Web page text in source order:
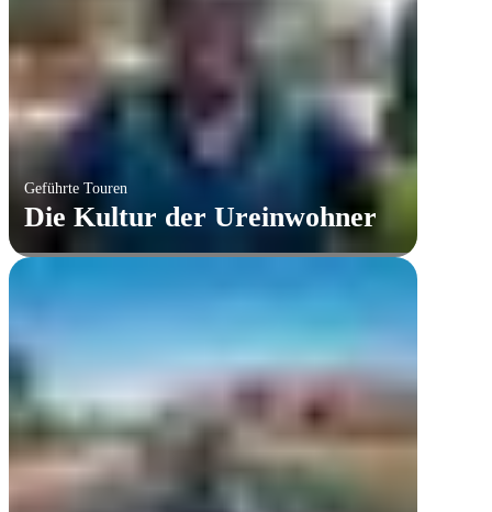
Geführte Touren
Die Kultur der Ureinwohner